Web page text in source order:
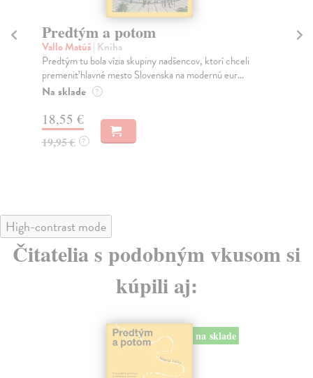
Město a jeho nejisté zdi
Murakami Haruki| Kniha
Ty jsi to byla, kdo mi vyprávěl o tom městě. Město a
jeho nejisté zdi – dlouho očekávaný román Haru...
Na sklade ?
31,21 €
32,85 € ?
High-contrast mode
Čitatelia s podobným vkusom si
kúpili aj: